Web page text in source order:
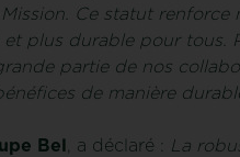
Ce statut
plus durable pour
partie de nos
de manière
Bel, a déclaré : La